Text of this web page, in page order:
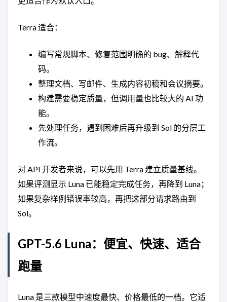
Terra 适合：
编写常规脚本、修复范围明确的 bug、解释代
码。
整理文档、写邮件、生成内容初稿和会议摘要。
构建需要稳定质量，但调用量也比较大的 AI 功
能。
先处理任务，遇到困难后再升级到 Sol 的分层工
作流。
对 API 开发者来说，可以先用 Terra 建立质量基线。
如果评测显示 Luna 已能稳定完成任务，再降到 Luna；
如果复杂样例错误率较高，再把这部分请求路由到
Sol。
GPT-5.6 Luna：便宜、快速、适合
跑量
Luna 是三款模型中速度最快、价格最低的一档。它适